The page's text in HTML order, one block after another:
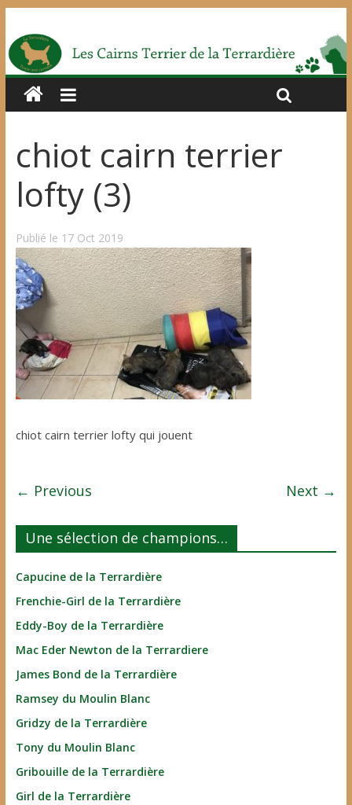
chiot cairn terrier
lofty (3)
Publié le 17 Oct 2019
chiot cairn terrier lofty qui jouent
← Previous Next →
Une sélection de champions…
Capucine de la Terrardière
Frenchie-Girl de la Terrardière
Eddy-Boy de la Terrardière
Mac Eder Newton de la Terrardiere
James Bond de la Terrardière
Ramsey du Moulin Blanc
Gridzy de la Terrardière
Tony du Moulin Blanc
Gribouille de la Terrardière
Girl de la Terrardière